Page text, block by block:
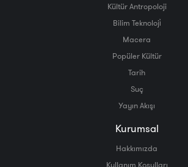
Kültür Antropoloji
Bilim Teknoloji̇
Macera
Popüler Kültür
Tarih
Suç
Yayın Akışı
Kurumsal
Hakkımızda
Kullanım Koşulları